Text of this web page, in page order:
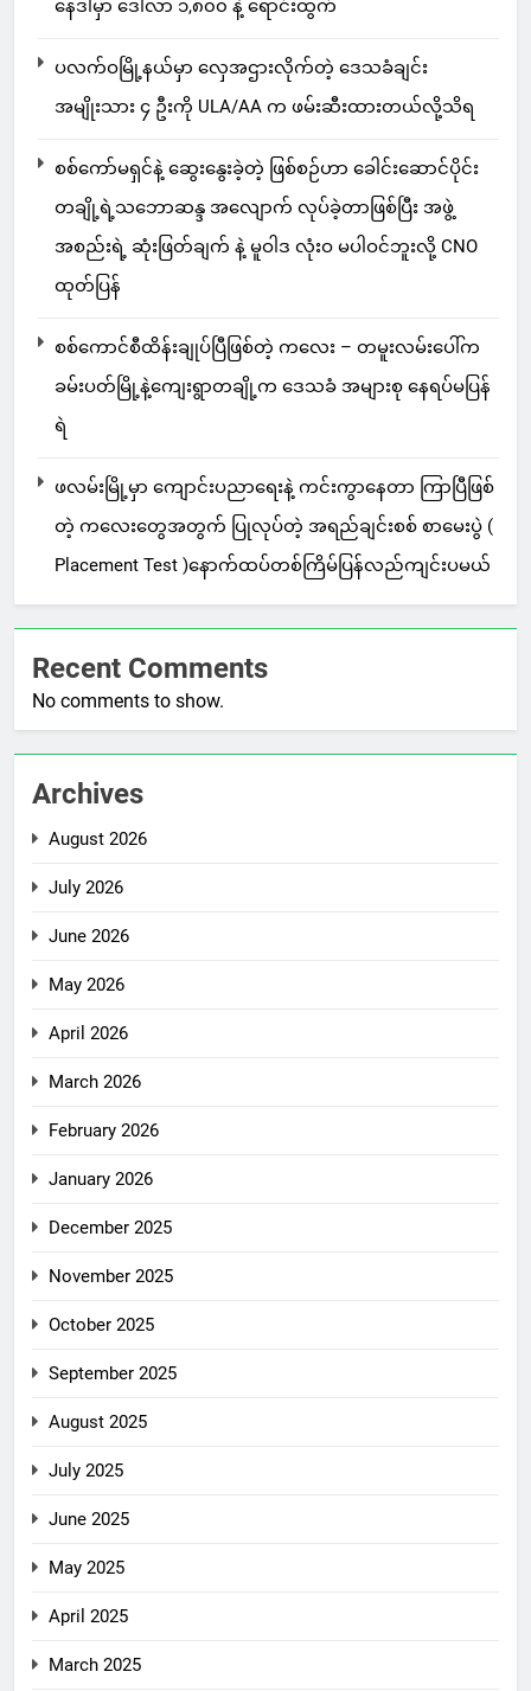
နေဒါမှာ ဒေါ်လာ ၁,၈၀၀ နဲ့ ရောင်းထွက်
ပလက်ဝမြို့နယ်မှာ လှေအဌားလိုက်တဲ့ ဒေသခံချင်း
အမျိုးသား ၄ ဦးကို ULA/AA က ဖမ်းဆီးထားတယ်လို့သိရ
စစ်ကော်မရှင်နဲ့ ဆွေးနွေးခဲ့တဲ့ ဖြစ်စဉ်ဟာ ခေါင်းဆောင်ပိုင်း
တချို့ရဲ့သဘောဆန္ဒ အလျောက် လုပ်ခဲ့တာဖြစ်ပြီး အဖွဲ့
အစည်းရဲ့ ဆုံးဖြတ်ချက် နဲ့ မူဝါဒ လုံးဝ မပါဝင်ဘူးလို့ CNO
ထုတ်ပြန်
စစ်ကောင်စီထိန်းချုပ်ပြီဖြစ်တဲ့ ကလေး – တမူးလမ်းပေါ်က
ခမ်းပတ်မြို့နဲ့ကျေးရွာတချို့က ဒေသခံ အများစု နေရပ်မပြန်
ရဲ
ဖလမ်းမြို့မှာ ကျောင်းပညာရေးနဲ့ ကင်းကွာနေတာ ကြာပြီဖြစ်
တဲ့ ကလေးတွေအတွက် ပြုလုပ်တဲ့ အရည်ချင်းစစ် စာမေးပွဲ (
Placement Test )နောက်ထပ်တစ်ကြိမ်ပြန်လည်ကျင်းပမယ်
Recent Comments
No comments to show.
Archives
August 2026
July 2026
June 2026
May 2026
April 2026
March 2026
February 2026
January 2026
December 2025
November 2025
October 2025
September 2025
August 2025
July 2025
June 2025
May 2025
April 2025
March 2025